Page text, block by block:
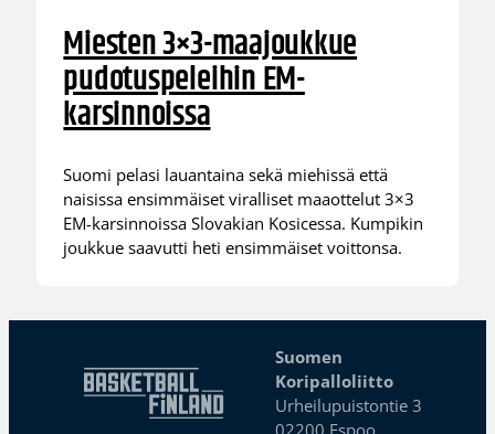
Miesten 3×3-maajoukkue
pudotuspeleihin EM-
karsinnoissa
Suomi pelasi lauantaina sekä miehissä että
naisissa ensimmäiset viralliset maaottelut 3×3
EM-karsinnoissa Slovakian Kosicessa. Kumpikin
joukkue saavutti heti ensimmäiset voittonsa.
Suomen
Koripalloliitto
Urheilupuistontie 3
02200 Espoo